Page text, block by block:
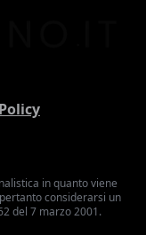
in quanto viene
considerarsi un
del 7 marzo 2001.